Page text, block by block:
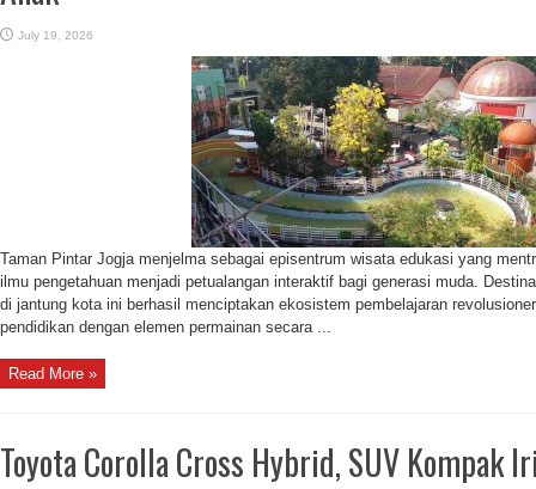
July 19, 2026
Taman Pintar Jogja menjelma sebagai episentrum wisata edukasi yang
ilmu pengetahuan menjadi petualangan interaktif bagi generasi muda.
di jantung kota ini berhasil menciptakan ekosistem pembelajaran
pendidikan dengan elemen permainan secara ...
Read More »
Toyota Corolla Cross Hybrid, SUV Kompak